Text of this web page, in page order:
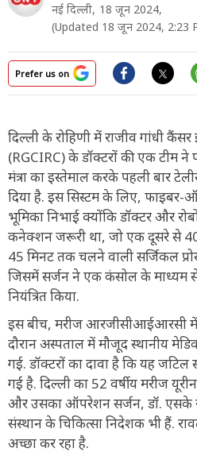
नई दिल्ली, 18 जून 2024,
(Updated 18 जून 2024, 2:23
Prefer us on
दिल्ली के रोहिणी में राजीव गांधी
(RGCIRC) के डॉक्टरों की एक टीम ने
मंत्रा का इस्तेमाल करके पहली बार
दिया है. इस सिस्टम के लिए, फाइबर-
भूमिका निभाई क्योंकि डॉक्टर और
कनेक्शन जरूरी था, जो एक दूसरे से
45 मिनट तक चलने वाली सर्जिकल
जिसमें सर्जन ने एक कंसोल के माध्यम
नियंत्रित किया.
इस बीच, मरीज आरजीसीआईआरसी
दौरान अस्पताल में मौजूद स्थानीय
गई. डॉक्टरों का दावा है कि यह जटिल
गई है. दिल्ली का 52 वर्षीय मरीज
और उसका ऑपरेशन सर्जन, डॉ. एसके
संस्थान के चिकित्सा निदेशक भी हैं.
अच्छा कर रहा है.